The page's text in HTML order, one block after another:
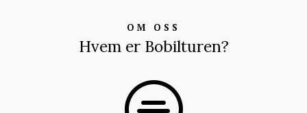
OM OSS
Hvem er Bobilturen?